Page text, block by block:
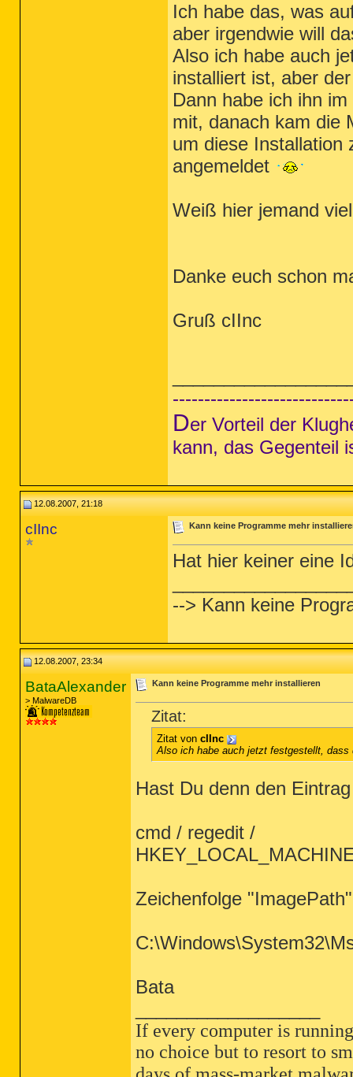
Ich habe das, was
aber irgendwie will
Also ich habe auch
installiert ist, aber
Dann habe ich ihn
mit, danach kam die
um diese Installation
angemeldet
Weiß hier jemand
Danke euch schon
Gruß cIInc
Der Vorteil der
kann, das Gegenteil
12.08.2007, 21:18
cIInc Kann keine Programme mehr
Hat hier keiner eine
--> Kann keine
12.08.2007, 23:34
BataAlexander
> MalwareDB
Kann keine Programme mehr installieren
Zitat:
Zitat von cIInc
Also ich habe auch jetzt festgestellt,
Hast Du denn den
cmd / regedit /
Zeichenfolge "ImagePath"
Bata
If every computer is
no choice but to resort to